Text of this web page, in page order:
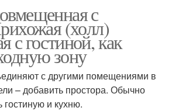
с
(холл)
с гостиной, как
зону
с другими помещениями в
– добавить простора. Обычно
и кухню.